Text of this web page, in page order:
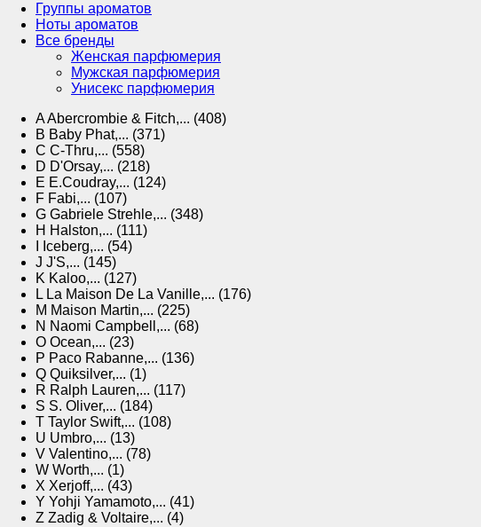
Группы ароматов
Ноты ароматов
Все бренды
Женская парфюмерия
Мужская парфюмерия
Унисекс парфюмерия
AAbercrombie & Fitch,... (408)
B Baby Phat,... (371)
C C-Thru,... (558)
D D'Orsay,... (218)
E E.Coudray,... (124)
F Fabi,... (107)
G Gabriele Strehle,... (348)
H Halston,... (111)
Iceberg,... (54)
J J'S,... (145)
K Kaloo,... (127)
L La Maison De La Vanille,... (176)
M Maison Martin,... (225)
N Naomi Campbell,... (68)
O Ocean,... (23)
P Paco Rabanne,... (136)
Q Quiksilver,... (1)
R Ralph Lauren,... (117)
S S. Oliver,... (184)
T Taylor Swift,... (108)
U Umbro,... (13)
V Valentino,... (78)
W Worth,... (1)
X Xerjoff,... (43)
Y Yohji Yamamoto,... (41)
Z Zadig & Voltaire,... (4)